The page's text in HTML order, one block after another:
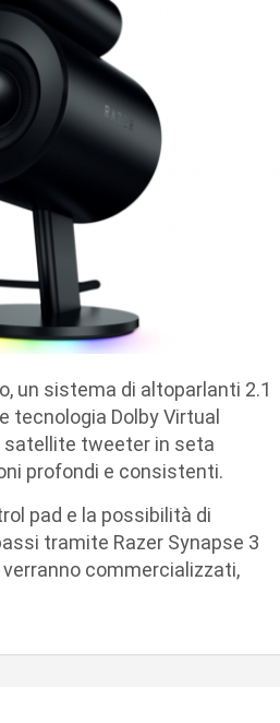
un sistema di altoparlanti 2.1
tecnologia Dolby Virtual
satellite tweeter in seta
profondi e consistenti.
pad e la possibilità di
tramite Razer Synapse 3
commercializzati,